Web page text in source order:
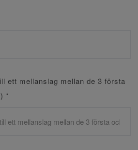
ett mellanslag mellan de 3 första
*